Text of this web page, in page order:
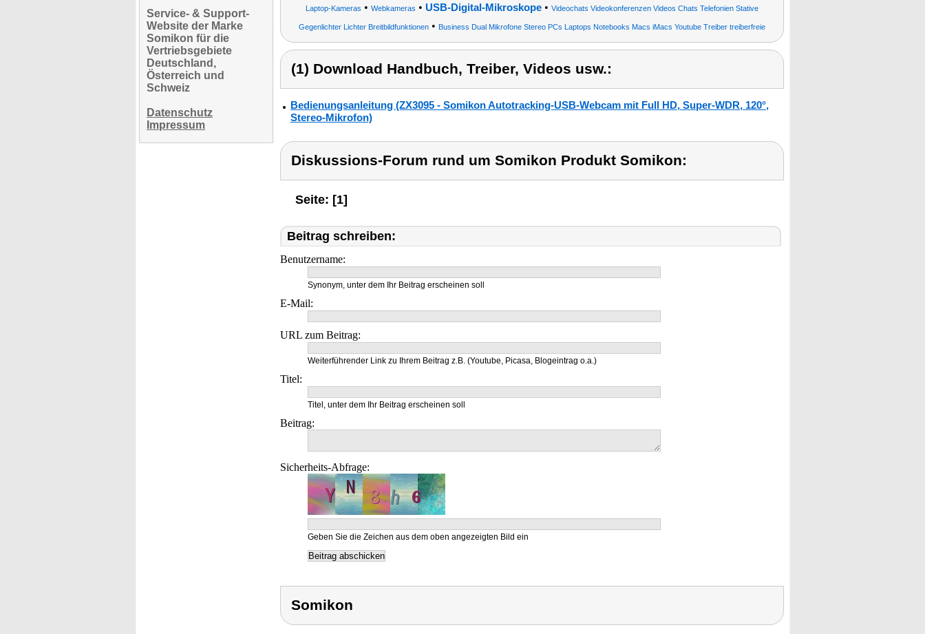
Service- & Support-
Website der Marke
Somikon für die
Vertriebsgebiete
Deutschland,
Österreich und
Schweiz
Datenschutz
Impressum
Laptop-Kameras • Webkameras • USB-Digital-Mikroskope • Videochats Videokonferenzen Videos Chats Telefonien Stative
Gegenlichter Lichter Breitbildfunktionen • Business Dual Mikrofone Stereo PCs Laptops Notebooks Macs iMacs Youtube Treiber treiberfreie
(1) Download Handbuch, Treiber, Videos usw.:
Bedienungsanleitung (ZX3095 - Somikon Autotracking-USB-Webcam mit Full HD, Super-WDR, 120°,
Stereo-Mikrofon)
Diskussions-Forum rund um Somikon Produkt Somikon:
Seite: [1]
Beitrag schreiben:
Benutzername:
Synonym, unter dem Ihr Beitrag erscheinen soll
E-Mail:
URL zum Beitrag:
Weiterführender Link zu Ihrem Beitrag z.B. (Youtube, Picasa, Blogeintrag o.a.)
Titel:
Titel, unter dem Ihr Beitrag erscheinen soll
Beitrag:
Sicherheits-Abfrage:
Geben Sie die Zeichen aus dem oben angezeigten Bild ein
Somikon